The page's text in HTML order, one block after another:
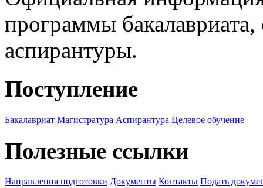
программы
аспирантуры.
Поступление
Бакалавриат Магистратура Аспирантура Целевое обучение
Полезные ссылки
Направления подготовки Документы Контакты Подать